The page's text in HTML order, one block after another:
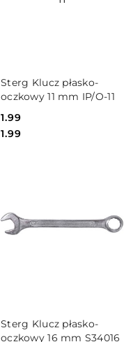
Sterg Klucz płasko-
oczkowy 11 mm IP/O-11
Cena:
1.99
Cena:
1.99
DO KOSZYKA
Sterg Klucz płasko-
oczkowy 16 mm S34016
DO KOSZYKA